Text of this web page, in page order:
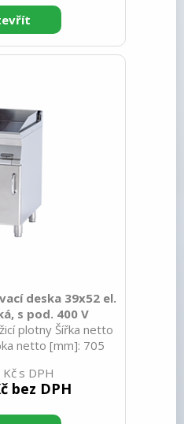
[kg]: 68.00 Typ
zařízení Konstruční
plynový [kW]:
zařízení: Nerezové
Nerez K
deska 39x52 el.
s pod. 400 V
plotny Šířka netto
netto [mm]: 705
brutto [mm]: 430
770 Výška brutto
bez DPH